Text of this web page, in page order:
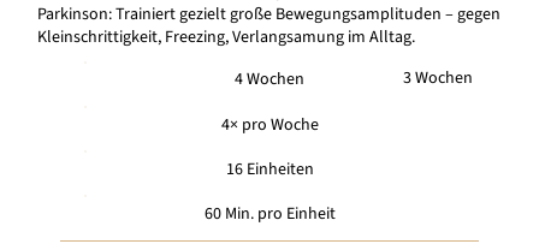
Parkinson: Trainiert gezielt große Bewegungsamplituden – gegen
Kleinschrittigkeit, Freezing, Verlangsamung im Alltag.
3 Wochen
4 Wochen
4× pro Woche
16 Einheiten
60 Min. pro Einheit